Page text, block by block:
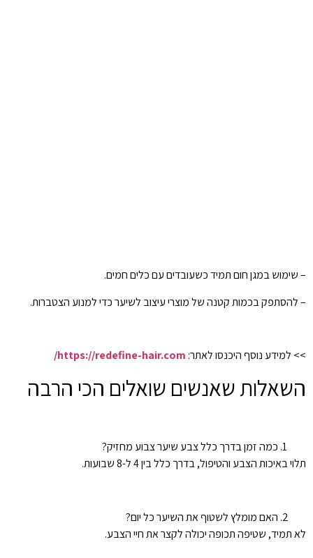
– שימוש במגן חום תמיד כשעובדים עם כלים חמים.
– להסתפק בכמות קטנה של מוצרי עיצוב לשיער כדי למנוע הצטברות.
>> למידע נוסף היכנסו לאתר: https://redefine-hair.com/
השאלות שאנשים שואלים הכי הרבה
כמה זמן בדרך כלל צבע שיער צבוע מחזיק?
תלוי באיכות הצבע והטיפול, בדרך כלל בין 4 ל-8 שבועות.
האם מומלץ לשטוף את השיער כל יום?
לא תמיד, שטיפה תכופה יכולה לקצר את חיי הצבע.